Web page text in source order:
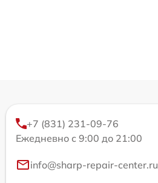
+7 (831) 231-09-76
Ежедневно с 9:00 до 21:00
info@sharp-repair-center.ru